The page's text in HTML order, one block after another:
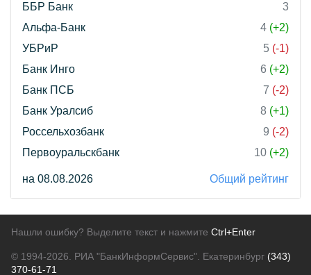
ББР Банк
3
Альфа-Банк
4 (+2)
УБРиР
5 (-1)
Банк Инго
6 (+2)
Банк ПСБ
7 (-2)
Банк Уралсиб
8 (+1)
Россельхозбанк
9 (-2)
Первоуральскбанк
10 (+2)
на 08.08.2026 Общий рейтинг
Нашли ошибку? Выделите текст и нажмите Ctrl+Enter
© 1994-2026. РИА "БанкИнформСервис". Екатеринбург (343)
370-61-71